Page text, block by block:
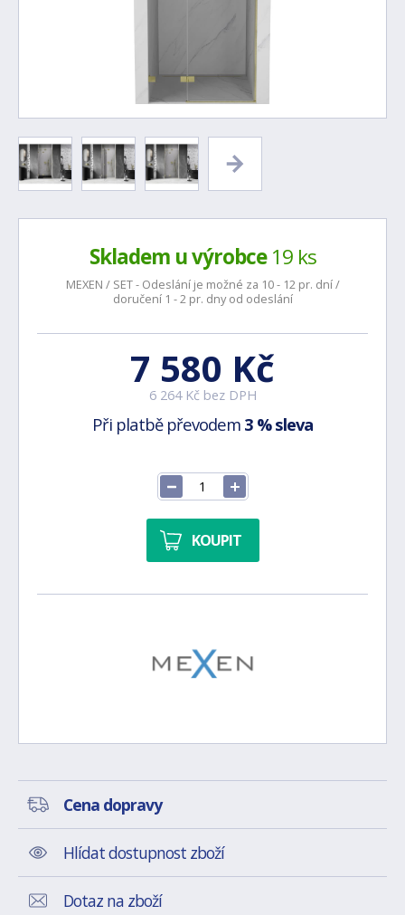
Skladem u výrobce19 ks
MEXEN / SET - Odeslání je možné za 10 - 12 pr. dní /
doručení 1 - 2 pr. dny od odeslání
7 580 Kč
6 264 Kč bez DPH
Při platbě převodem 3 % sleva
KOUPIT
Cena dopravy
Hlídat dostupnost zboží
Dotaz na zboží